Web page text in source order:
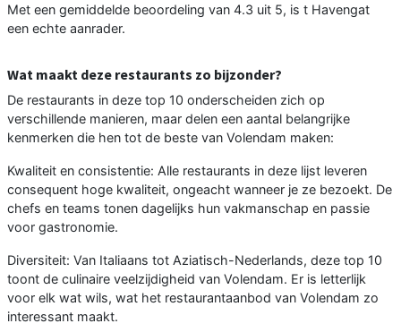
Met een gemiddelde beoordeling van 4.3 uit 5, is t Havengat
een echte aanrader.
Wat maakt deze restaurants zo bijzonder?
De restaurants in deze top 10 onderscheiden zich op
verschillende manieren, maar delen een aantal belangrijke
kenmerken die hen tot de beste van Volendam maken:
Kwaliteit en consistentie: Alle restaurants in deze lijst leveren
consequent hoge kwaliteit, ongeacht wanneer je ze bezoekt. De
chefs en teams tonen dagelijks hun vakmanschap en passie
voor gastronomie.
Diversiteit: Van Italiaans tot Aziatisch-Nederlands, deze top 10
toont de culinaire veelzijdigheid van Volendam. Er is letterlijk
voor elk wat wils, wat het restaurantaanbod van Volendam zo
interessant maakt.